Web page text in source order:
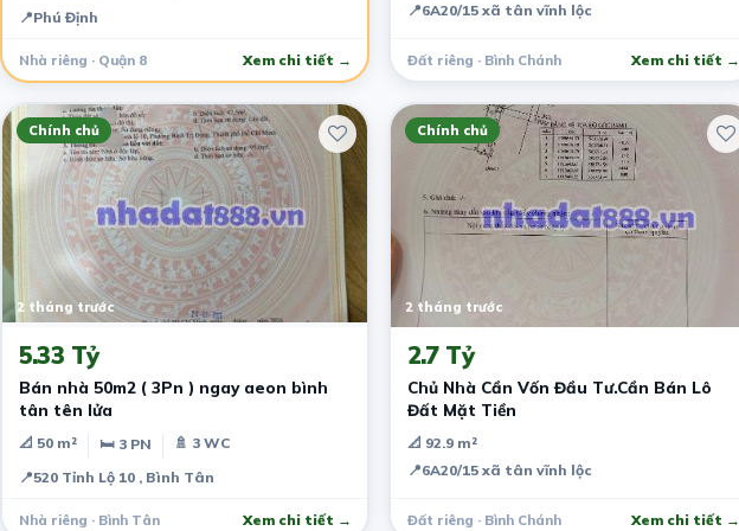
📍Phú Định
Nhà riêng · Quận 8 Xem chi tiết →
📍6A20/15 xã tân vĩnh lộc
Đất riêng · Bình Chánh Xem chi tiết →
Chính chủ
2 tháng trước
5.33 Tỷ
Bán nhà 50m2 ( 3Pn ) ngay aeon bình
tân tên lửa
📐 50 m² 🛏 3 PN
🚿 3 WC
📍520 Tỉnh Lộ 10 , Bình Tân
Nhà riêng · Bình Tân Xem chi tiết →
Chính chủ
2 tháng trước
2.7 Tỷ
Chủ Nhà Cần Vốn Đầu Tư.Cần Bán Lô
Đất Mặt Tiền
📐 92.9 m²
📍6A20/15 xã tân vĩnh lộc
Đất riêng · Bình Chánh Xem chi tiết →